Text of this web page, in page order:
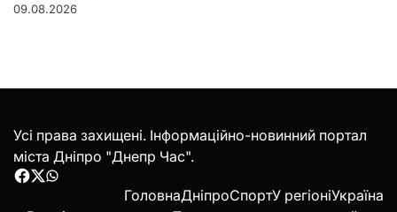
09.08.2026
Усі права захищені. Інформаційно-новинний портал
міста Дніпро "Днепр Час".
Facebook
Twitter
WhatsApp
ГоловнаДніпроСпортУ регіоніУкраїна